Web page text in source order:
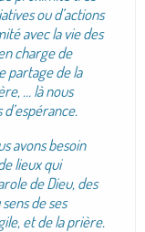
ou d’actions
avec la vie des
charge de
partage de la
… là nous
avons besoin
lieux qui
de Dieu, des
de ses
et de la prière.